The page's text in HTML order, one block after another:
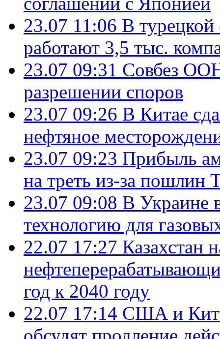
23.07 11:06 В
работают 3,5 тыс.
23.07 09:31 Совбез
разрешении споров
23.07 09:26 В Китае
нефтяное
23.07 09:23 Прибыль
на треть из-за пошлин
23.07 09:08 В Украине
технологию для
22.07 17:27 Казахстан
год к 2040 году
22.07 17:14 США и